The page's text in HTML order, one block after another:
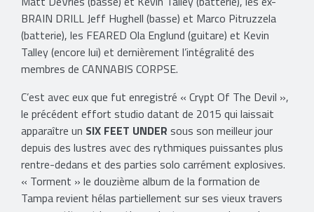
BRAIN DRILL Jeff Hughell (basse) et Marco Pitruzzela
(batterie), les FEARED Ola Englund (guitare) et Kevin
Talley (encore lui) et dernièrement l’intégralité des
membres de CANNABIS CORPSE.
C’est avec eux que fut enregistré « Crypt Of The Devil »,
le précédent effort studio datant de 2015 qui laissait
apparaître un SIX FEET UNDER sous son meilleur jour
depuis des lustres avec des rythmiques puissantes plus
rentre-dedans et des parties solo carrément explosives.
« Torment » le douzième album de la formation de
Tampa revient hélas partiellement sur ses vieux travers